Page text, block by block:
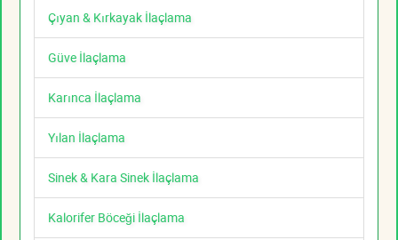
Çıyan & Kırkayak İlaçlama
Güve İlaçlama
Karınca İlaçlama
Yılan İlaçlama
Sinek & Kara Sinek İlaçlama
Kalorifer Böceği İlaçlama